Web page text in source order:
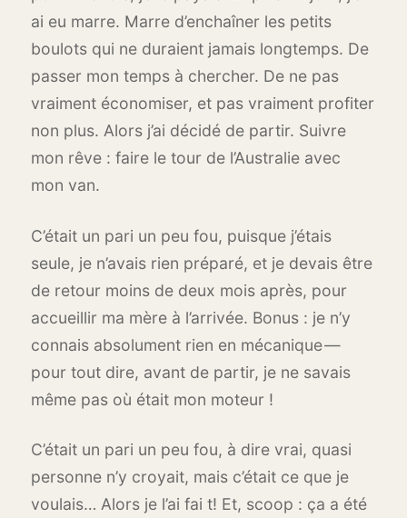
ai eu marre. Marre d’enchaîner les petits
boulots qui ne duraient jamais longtemps. De
passer mon temps à chercher. De ne pas
vraiment économiser, et pas vraiment profiter
non plus. Alors j’ai décidé de partir. Suivre
mon rêve : faire le tour de l’Australie avec
mon van.
C’était un pari un peu fou, puisque j’étais
seule, je n’avais rien préparé, et je devais être
de retour moins de deux mois après, pour
accueillir ma mère à l’arrivée. Bonus : je n’y
connais absolument rien en mécanique —
pour tout dire, avant de partir, je ne savais
même pas où était mon moteur !
C’était un pari un peu fou, à dire vrai, quasi
personne n’y croyait, mais c’était ce que je
voulais… Alors je l’ai fai t! Et, scoop : ça a été